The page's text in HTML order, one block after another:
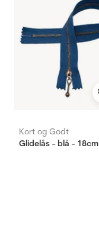
Kort og Godt
Glidelås - blå - 18cm